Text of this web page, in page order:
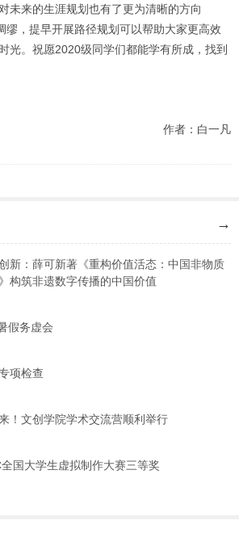
未来的生涯规划也有了更为清晰的方向
缪，提早开展路径规划可以帮助大家更高效
光。祝愿2020级同学们都能学有所成，找到
作者：白一凡
→
新：薛可新著《重构价值活态：中国非物质
构筑非遗数字传播的中国价值
假务虚会
项检查
！文创学院学术交流营顺利举行
国大学生虚拟制作大赛三等奖